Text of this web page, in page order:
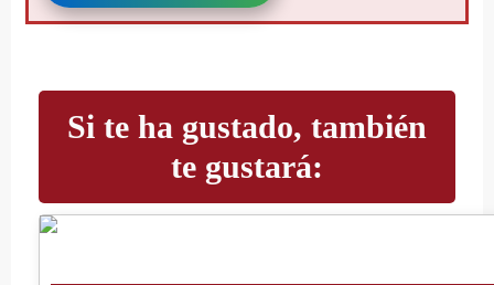
Si te ha gustado, también
te gustará: